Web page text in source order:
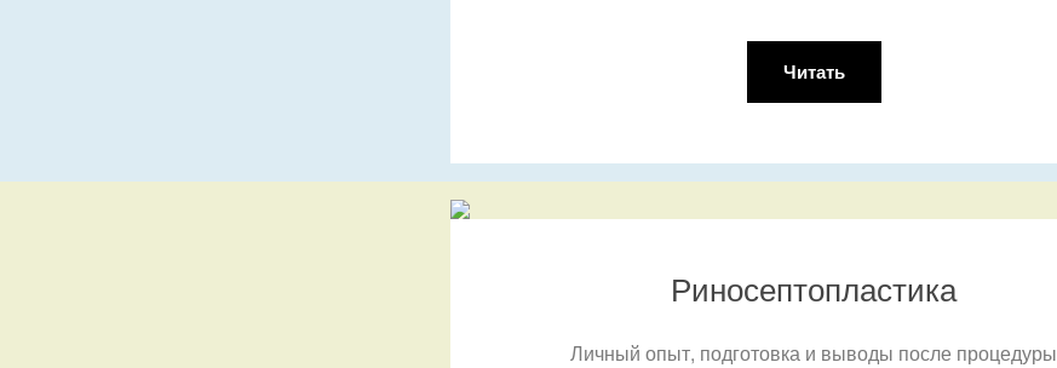
Читать
Риносептопластика
Личный опыт, подготовка и выводы после процедуры